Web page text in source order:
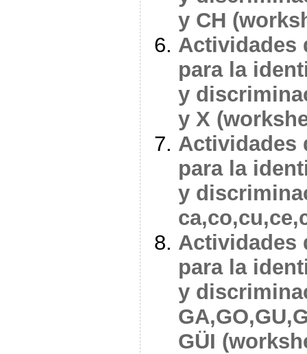
y CH
Actividades
para la
y
y X
Actividades
para la
y
Actividades
para la
y
GÜI